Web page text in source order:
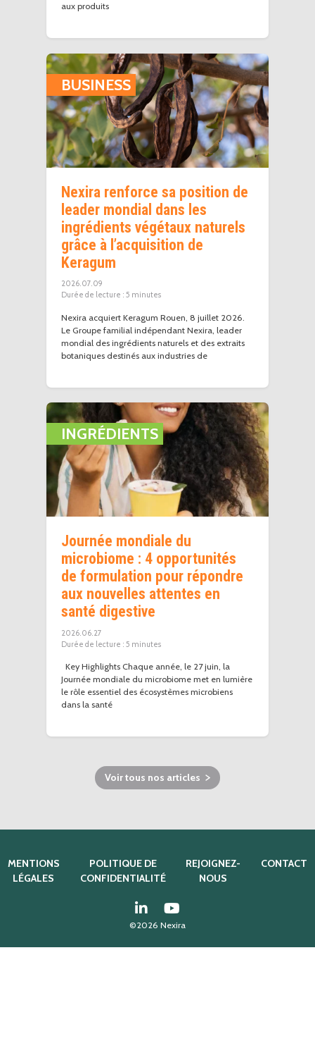
aux produits
BUSINESS
Nexira renforce sa position de
leader mondial dans les
ingrédients végétaux naturels
grâce à l’acquisition de
Keragum
2026.07.09
5 minutes
Nexira acquiert Keragum Rouen, 8 juillet 2026.
Le Groupe familial indépendant Nexira, leader
mondial des ingrédients naturels et des extraits
botaniques destinés aux industries de
INGRÉDIENTS
Journée mondiale du
microbiome : 4 opportunités
de formulation pour répondre
aux nouvelles attentes en
santé digestive
2026.06.27
5 minutes
Key Highlights Chaque année, le 27 juin, la
Journée mondiale du microbiome met en lumière
le rôle essentiel des écosystèmes microbiens
dans la santé
Voir tous nos articles
MENTIONS
LÉGALES
POLITIQUE DE
CONFIDENTIALITÉ
REJOIGNEZ-
NOUS
CONTACT
©2026 Nexira